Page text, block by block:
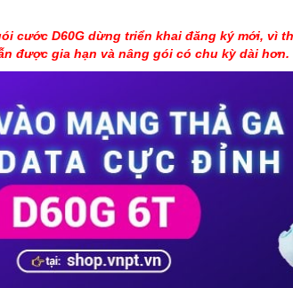
cước D60G dừng triển khai đăng ký mới,
được gia hạn và nâng gói có chu kỳ dài hơn.